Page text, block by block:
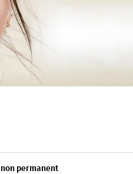
non permanent